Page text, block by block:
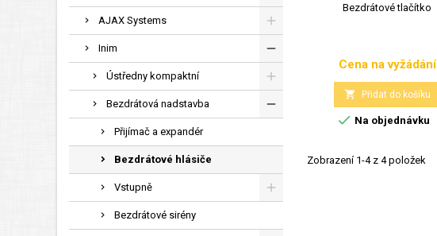
AJAX Systems
Inim
Ústředny kompaktní
Bezdrátová nadstavba
Přijímač a expandér
Bezdrátové hlásiče
Vstupně
Bezdrátové sirény
Bezdrátové tlačítko
Cena
Cena na vyžádání
 Přidat do košíku
 Na objednávku
Zobrazení 1-4 z 4 položek